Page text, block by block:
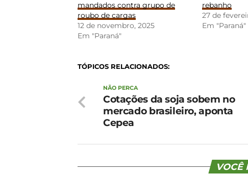
mandados contra grupo de
roubo de cargas
12 de novembro, 2025
Em "Paraná"
rebanho
27 de
Em "Paraná"
TÓPICOS RELACIONADOS:
NÃO PERCA
Cotações da soja sobem no
mercado brasileiro, aponta
Cepea
VOCÊ